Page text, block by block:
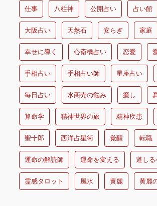
仕事 八柱神 公開占い 占い館
大阪占い 天然石 安らぎ 家庭
幸せに導く 心斎橋占い 恋愛
手相占い 手相占い師 星座占い
毎日占い 水商売の悩み 癒し
算命学 精神世界の旅 精神疾患
聖十郎 西洋占星術 覚醒 転職
運命の解読師 運命を変える 道しる
霊感タロット 風水 黄麗 黄麗